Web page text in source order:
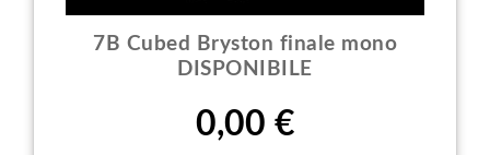
7B Cubed Bryston finale mono
DISPONIBILE
Prezzo
0,00 €